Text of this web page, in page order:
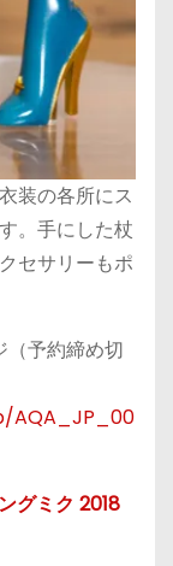
装の各所にス
。手にした杖
セサリーもポ
（予約締め切
AQA_JP_00
グミク 2018